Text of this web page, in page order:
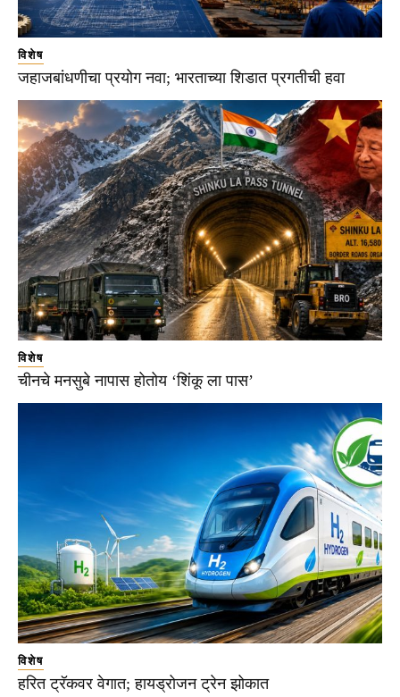
विशेष
जहाजबांधणीचा प्रयोग नवा; भारताच्या शिडात प्रगतीची हवा
विशेष
चीनचे मनसुबे नापास होतोय ‘शिंकू ला पास’
विशेष
हरित ट्रॅकवर वेगात; हायड्रोजन ट्रेन झोकात